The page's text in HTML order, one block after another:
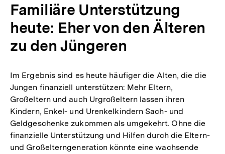
Familiäre Unterstützung
heute: Eher von den Älteren
zu den Jüngeren
Im Ergebnis sind es heute häufiger die Alten, die die
Jungen finanziell unterstützen: Mehr Eltern,
Großeltern und auch Urgroßeltern lassen ihren
Kindern, Enkel- und Urenkelkindern Sach- und
Geldgeschenke zukommen als umgekehrt. Ohne die
finanzielle Unterstützung und Hilfen durch die Eltern-
und Großelterngeneration könnte eine wachsende